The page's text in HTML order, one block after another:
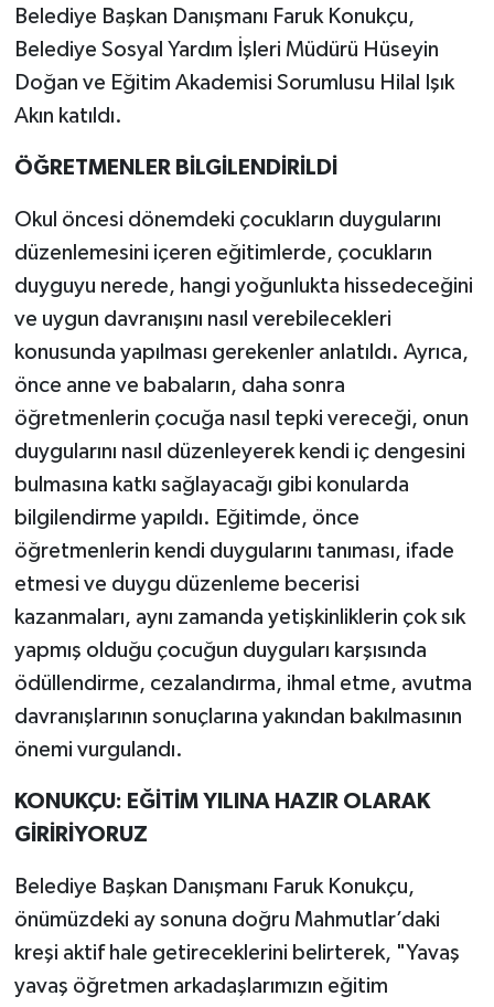
Belediye Başkan Danışmanı Faruk Konukçu,
Belediye Sosyal Yardım İşleri Müdürü Hüseyin
Doğan ve Eğitim Akademisi Sorumlusu Hilal Işık
Akın katıldı.
ÖĞRETMENLER BİLGİLENDİRİLDİ
Okul öncesi dönemdeki çocukların duygularını
düzenlemesini içeren eğitimlerde, çocukların
duyguyu nerede, hangi yoğunlukta hissedeceğini
ve uygun davranışını nasıl verebilecekleri
konusunda yapılması gerekenler anlatıldı. Ayrıca,
önce anne ve babaların, daha sonra
öğretmenlerin çocuğa nasıl tepki vereceği, onun
duygularını nasıl düzenleyerek kendi iç dengesini
bulmasına katkı sağlayacağı gibi konularda
bilgilendirme yapıldı. Eğitimde, önce
öğretmenlerin kendi duygularını tanıması, ifade
etmesi ve duygu düzenleme becerisi
kazanmaları, aynı zamanda yetişkinliklerin çok sık
yapmış olduğu çocuğun duyguları karşısında
ödüllendirme, cezalandırma, ihmal etme, avutma
davranışlarının sonuçlarına yakından bakılmasının
önemi vurgulandı.
KONUKÇU: EĞİTİM YILINA HAZIR OLARAK
GİRİRİYORUZ
Belediye Başkan Danışmanı Faruk Konukçu,
önümüzdeki ay sonuna doğru Mahmutlar’daki
kreşi aktif hale getireceklerini belirterek, "Yavaş
yavaş öğretmen arkadaşlarımızın eğitim